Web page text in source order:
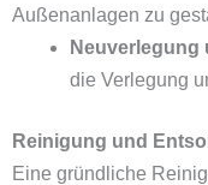
Außenanlagen zu
Neuverlegung
die Verlegung
Reinigung und
Eine gründliche